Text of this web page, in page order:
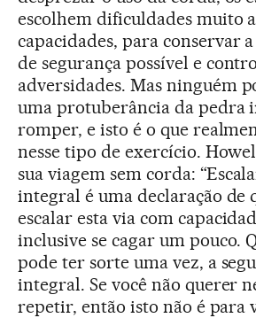
escolhem dificuldades muito
capacidades, para conservar
de segurança possível e
adversidades. Mas ninguém
uma protuberância da pedra
romper, e isto é o que
nesse tipo de exercício.
sua viagem sem corda:
integral é uma declaração de
escalar esta via com
inclusive se cagar um pouco.
pode ter sorte uma vez, a
integral. Se você não querer
repetir, então isto não é para